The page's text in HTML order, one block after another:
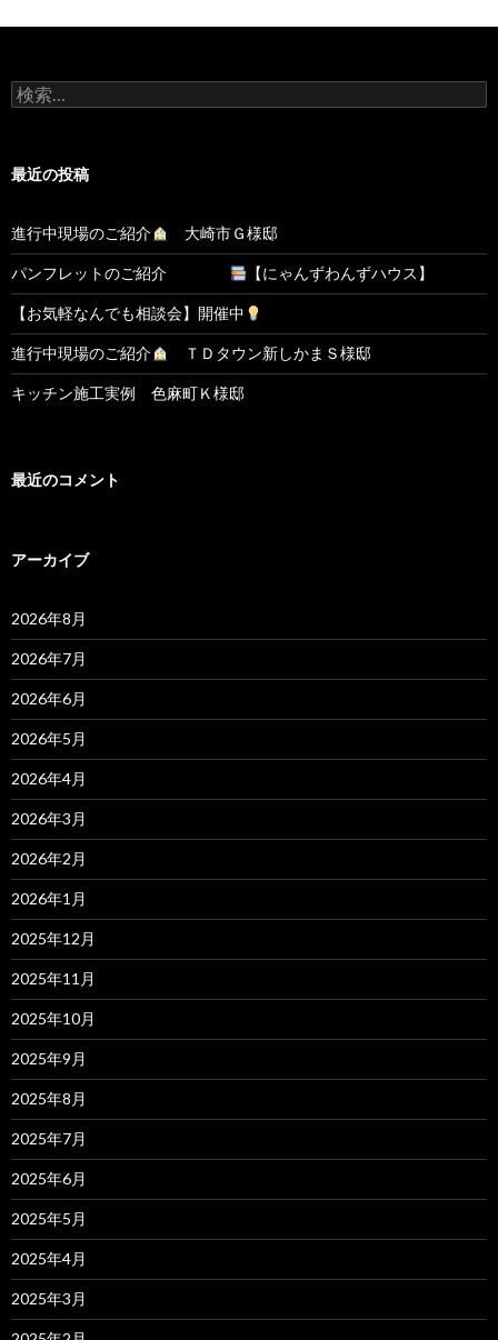
検
索:
最近の投稿
進行中現場のご紹介 大崎市Ｇ様邸
パンフレットのご紹介 【にゃんずわんずハウス】
【お気軽なんでも相談会】開催中
進行中現場のご紹介 ＴＤタウン新しかまＳ様邸
キッチン施工実例 色麻町Ｋ様邸
最近のコメント
アーカイブ
2026年8月
2026年7月
2026年6月
2026年5月
2026年4月
2026年3月
2026年2月
2026年1月
2025年12月
2025年11月
2025年10月
2025年9月
2025年8月
2025年7月
2025年6月
2025年5月
2025年4月
2025年3月